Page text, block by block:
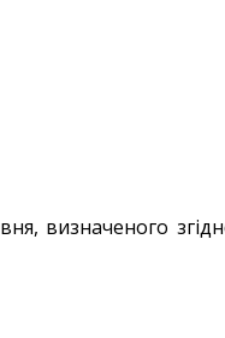
визначеного